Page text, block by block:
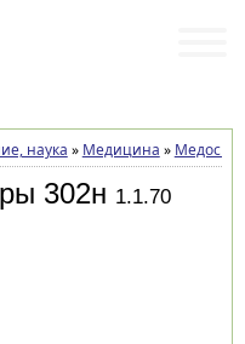
наука » Медицина »
302н 1.1.70